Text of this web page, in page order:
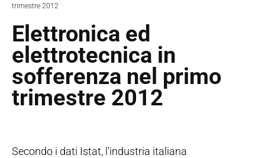
trimestre 2012
Elettronica ed
elettrotecnica in
sofferenza nel primo
trimestre 2012
Secondo i dati Istat, l'industria italiana